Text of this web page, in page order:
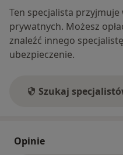
Ten specjalista przyjmuje
prywatnych. Możesz
znaleźć innego
ubezpieczenie.
Szukaj
Opinie